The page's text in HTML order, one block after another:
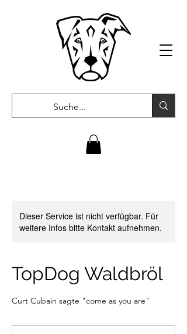
Dieser Service ist nicht verfügbar. Für
weitere Infos bitte Kontakt aufnehmen.
TopDog Waldbröl
Curt Cubain sagte "come as you are"